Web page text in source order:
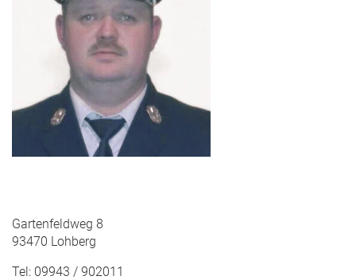
Gartenfeldweg 8
93470 Lohberg
Tel: 09943 / 902011